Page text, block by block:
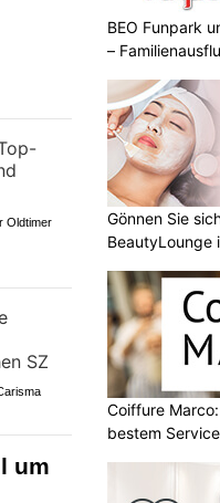
Oldtimer
um
BEO Funpark
–
Gönnen Sie
BeautyLounge
Coiffure
bestem